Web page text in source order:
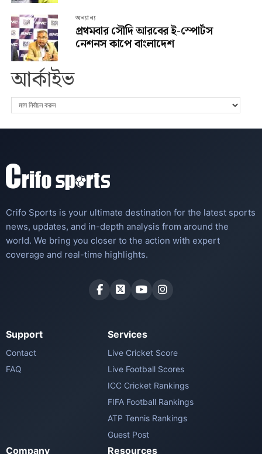
অন্যান্য
প্রথমবার সৌদি আরবের ই-স্পোর্টস
নেশনস কাপে বাংলাদেশ
আর্কাইভ
Crifo Sports is your ultimate destination for the latest sports
news, updates, and in-depth analysis from around the
world. We bring you closer to the action with expert
coverage and real-time highlights.
Support
Contact
FAQ
Services
Live Cricket Score
Live Football Scores
ICC Cricket Rankings
FIFA Football Rankings
ATP Tennis Rankings
Guest Post
Company Resources